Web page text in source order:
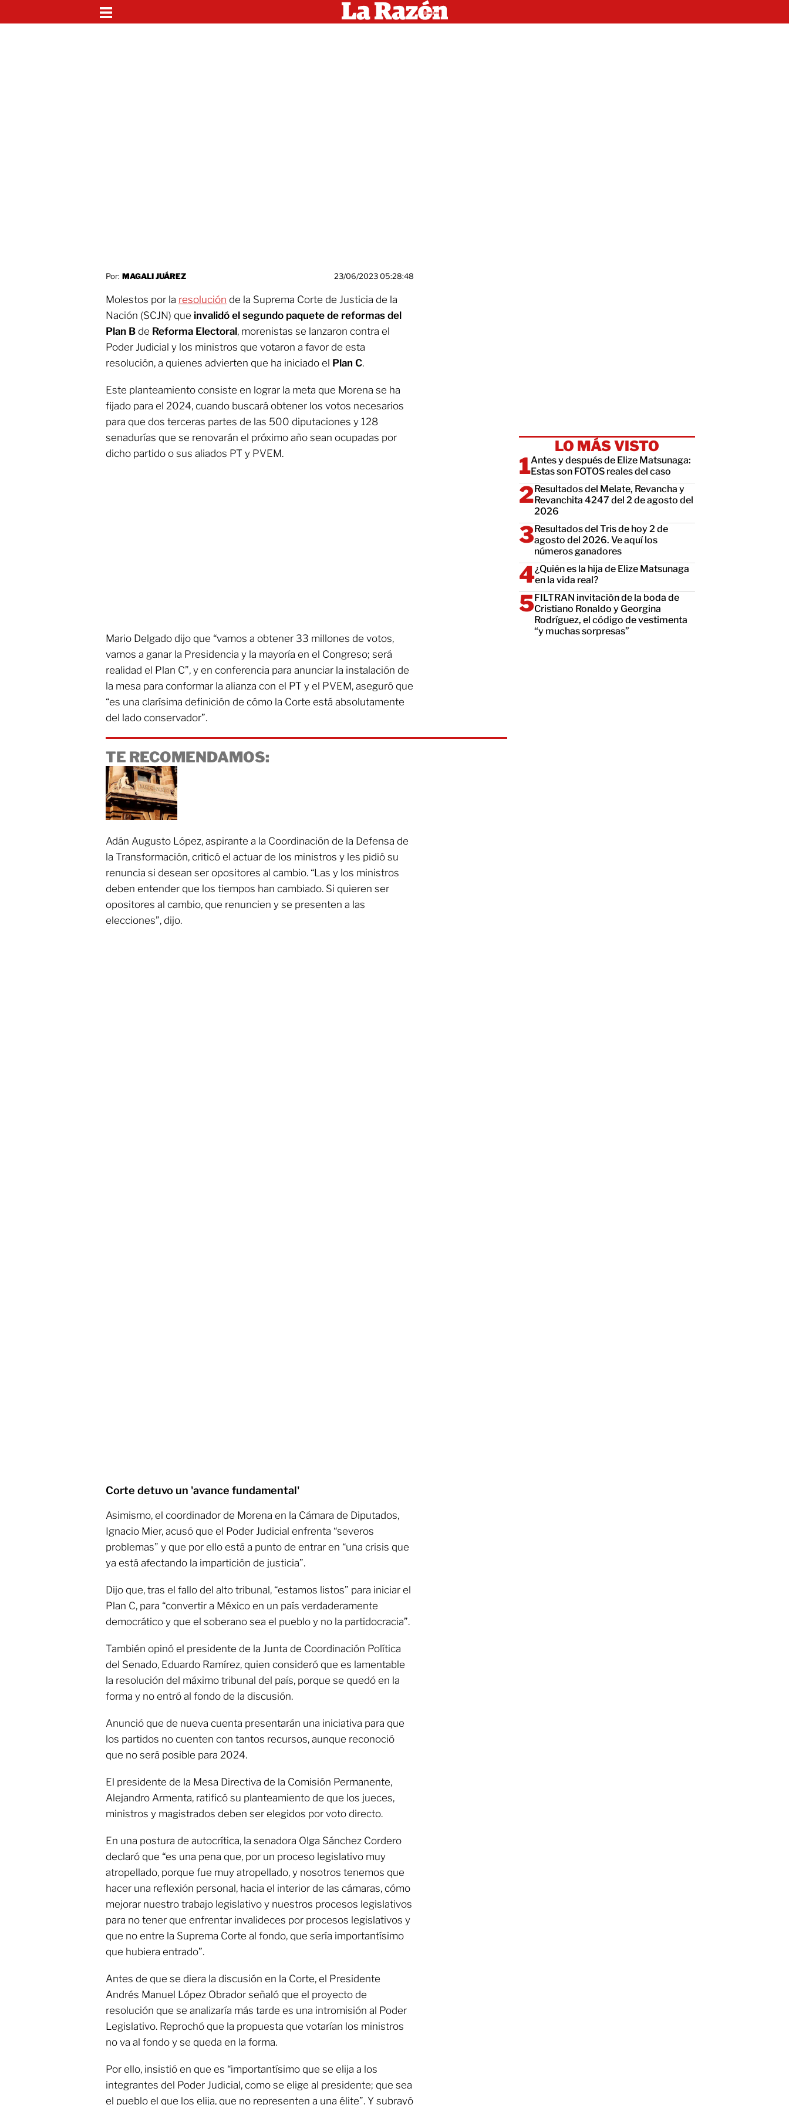
Por: MAGALI JUÁREZ 23/06/2023 05:28:48
Molestos por la resolución de la Suprema Corte de Justicia de la
Nación (SCJN) que invalidó el segundo paquete de reformas del
Plan B de Reforma Electoral, morenistas se lanzaron contra el
Poder Judicial y los ministros que votaron a favor de esta
resolución, a quienes advierten que ha iniciado el Plan C.
Este planteamiento consiste en lograr la meta que Morena se ha
fijado para el 2024, cuando buscará obtener los votos necesarios
para que dos terceras partes de las 500 diputaciones y 128
senadurías que se renovarán el próximo año sean ocupadas por
dicho partido o sus aliados PT y PVEM.
Mario Delgado dijo que “vamos a obtener 33 millones de votos,
vamos a ganar la Presidencia y la mayoría en el Congreso; será
realidad el Plan C”, y en conferencia para anunciar la instalación de
la mesa para conformar la alianza con el PT y el PVEM, aseguró que
“es una clarísima definición de cómo la Corte está absolutamente
del lado conservador”.
TE RECOMENDAMOS:
Adán Augusto López, aspirante a la Coordinación de la Defensa de
la Transformación, criticó el actuar de los ministros y les pidió su
renuncia si desean ser opositores al cambio. “Las y los ministros
deben entender que los tiempos han cambiado. Si quieren ser
opositores al cambio, que renuncien y se presenten a las
elecciones”, dijo.
Corte detuvo un 'avance fundamental'
Asimismo, el coordinador de Morena en la Cámara de Diputados,
Ignacio Mier, acusó que el Poder Judicial enfrenta “severos
problemas” y que por ello está a punto de entrar en “una crisis que
ya está afectando la impartición de justicia”.
Dijo que, tras el fallo del alto tribunal, “estamos listos” para iniciar el
Plan C, para “convertir a México en un país verdaderamente
democrático y que el soberano sea el pueblo y no la partidocracia”.
También opinó el presidente de la Junta de Coordinación Política
del Senado, Eduardo Ramírez, quien consideró que es lamentable
la resolución del máximo tribunal del país, porque se quedó en la
forma y no entró al fondo de la discusión.
Anunció que de nueva cuenta presentarán una iniciativa para que
los partidos no cuenten con tantos recursos, aunque reconoció
que no será posible para 2024.
El presidente de la Mesa Directiva de la Comisión Permanente,
Alejandro Armenta, ratificó su planteamiento de que los jueces,
ministros y magistrados deben ser elegidos por voto directo.
En una postura de autocrítica, la senadora Olga Sánchez Cordero
declaró que “es una pena que, por un proceso legislativo muy
atropellado, porque fue muy atropellado, y nosotros tenemos que
hacer una reflexión personal, hacia el interior de las cámaras, cómo
mejorar nuestro trabajo legislativo y nuestros procesos legislativos
para no tener que enfrentar invalideces por procesos legislativos y
que no entre la Suprema Corte al fondo, que sería importantísimo
que hubiera entrado”.
Antes de que se diera la discusión en la Corte, el Presidente
Andrés Manuel López Obrador señaló que el proyecto de
resolución que se analizaría más tarde es una intromisión al Poder
Legislativo. Reprochó que la propuesta que votarían los ministros
no va al fondo y se queda en la forma.
Por ello, insistió en que es “importantísimo que se elija a los
integrantes del Poder Judicial, como se elige al presidente; que sea
el pueblo el que los elija, que no representen a una élite”. Y subrayó
LO MÁS VISTO
Antes y después de Elize Matsunaga:
Estas son FOTOS reales del caso
Resultados del Melate, Revancha y
Revanchita 4247 del 2 de agosto del
2026
Resultados del Tris de hoy 2 de
agosto del 2026. Ve aquí los
números ganadores
¿Quién es la hija de Elize Matsunaga
en la vida real?
FILTRAN invitación de la boda de
Cristiano Ronaldo y Georgina
Rodríguez, el código de vestimenta
“y muchas sorpresas”